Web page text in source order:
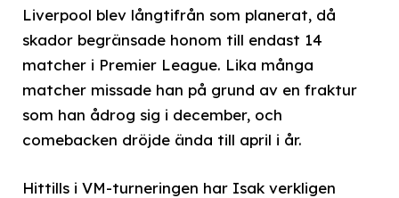
Liverpool blev långtifrån som planerat, då
skador begränsade honom till endast 14
matcher i Premier League. Lika många
matcher missade han på grund av en fraktur
som han ådrog sig i december, och
comebacken dröjde ända till april i år.
Hittills i VM-turneringen har Isak verkligen